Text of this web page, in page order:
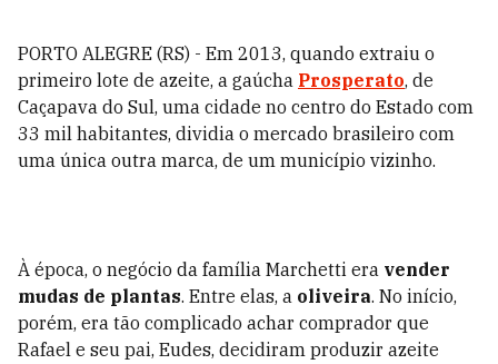
PORTO ALEGRE (RS) - Em 2013, quando extraiu o
primeiro lote de azeite, a gaúcha Prosperato, de
Caçapava do Sul, uma cidade no centro do Estado com
33 mil habitantes, dividia o mercado brasileiro com
uma única outra marca, de um município vizinho.
À época, o negócio da família Marchetti era vender
mudas de plantas. Entre elas, a oliveira. No início,
porém, era tão complicado achar comprador que
Rafael e seu pai, Eudes, decidiram produzir azeite